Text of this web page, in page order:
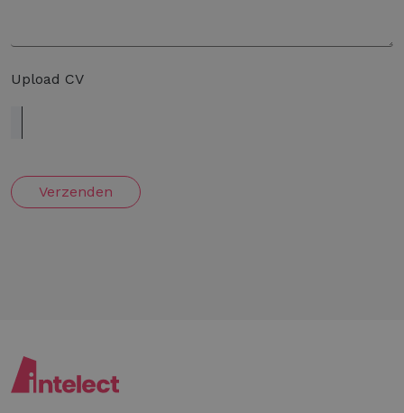
Upload CV
Verzenden